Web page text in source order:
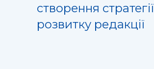
створення стратегії
розвитку редакції